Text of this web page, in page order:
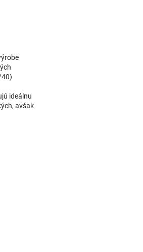
40)
ideálnu
avšak